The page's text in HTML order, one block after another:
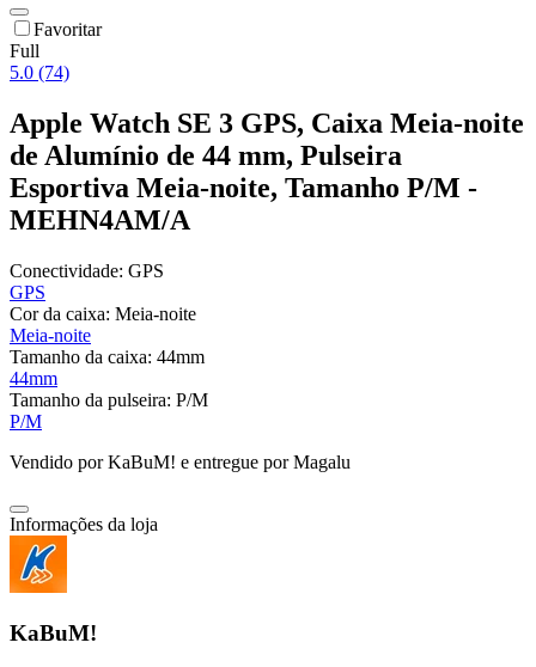
Favoritar
Full
5.0 (74)
Apple Watch SE 3 GPS, Caixa Meia-noite
de Alumínio de 44 mm, Pulseira
Esportiva Meia-noite, Tamanho P/M -
MEHN4AM/A
Conectividade: GPS
GPS
Cor da caixa: Meia-noite
Meia-noite
Tamanho da caixa: 44mm
44mm
Tamanho da pulseira: P/M
P/M
Vendido porKaBuM! e entregue por Magalu
Informações da loja
KaBuM!